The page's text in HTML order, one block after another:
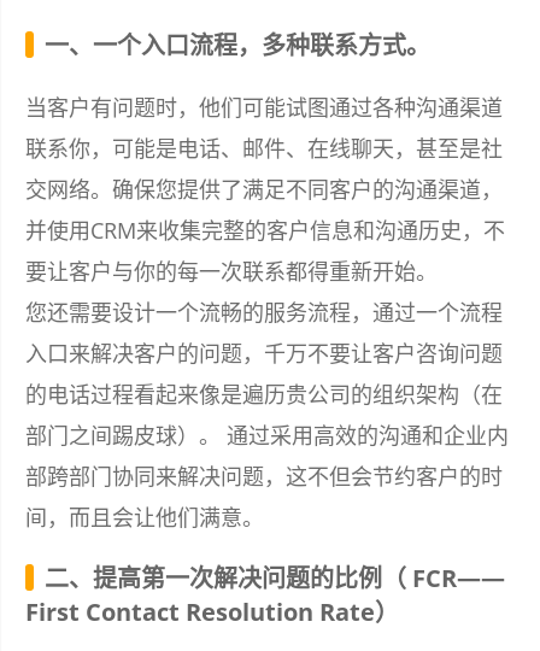
一、一个入口流程，多种联系方式。
当客户有问题时，他们可能试图通过各种沟通渠道
联系你，可能是电话、邮件、在线聊天，甚至是社
交网络。确保您提供了满足不同客户的沟通渠道，
并使用CRM来收集完整的客户信息和沟通历史，不
要让客户与你的每一次联系都得重新开始。
您还需要设计一个流畅的服务流程，通过一个流程
入口来解决客户的问题，千万不要让客户咨询问题
的电话过程看起来像是遍历贵公司的组织架构（在
部门之间踢皮球）。 通过采用高效的沟通和企业内
部跨部门协同来解决问题，这不但会节约客户的时
间，而且会让他们满意。
二、提高第一次解决问题的比例（ FCR——
First Contact Resolution Rate）